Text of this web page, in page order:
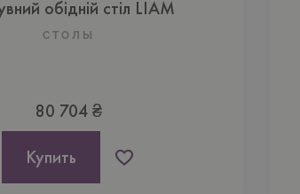
обідній стіл LIAM
СТОЛЫ
80 704 ₴
Купить